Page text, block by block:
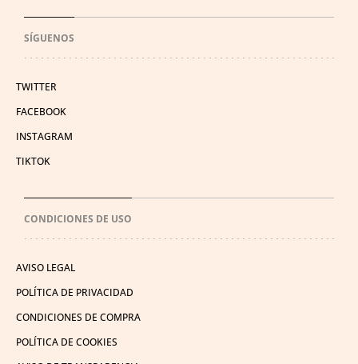
SÍGUENOS
TWITTER
FACEBOOK
INSTAGRAM
TIKTOK
CONDICIONES DE USO
AVISO LEGAL
POLÍTICA DE PRIVACIDAD
CONDICIONES DE COMPRA
POLÍTICA DE COOKIES